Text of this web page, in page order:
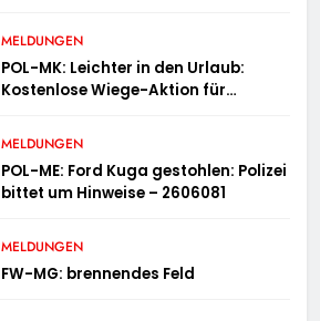
MELDUNGEN
POL-MK: Leichter in den Urlaub:
Kostenlose Wiege-Aktion für
MELDUNGEN
POL-ME: Ford Kuga gestohlen: Polizei
bittet um Hinweise – 2606081
MELDUNGEN
FW-MG: brennendes Feld